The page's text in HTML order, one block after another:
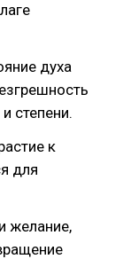
духа
степени.
к
для
желание,